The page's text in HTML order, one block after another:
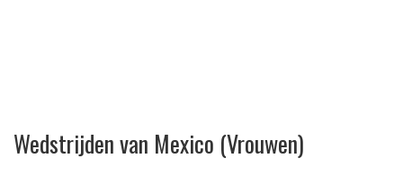
Wedstrijden van Mexico (Vrouwen)